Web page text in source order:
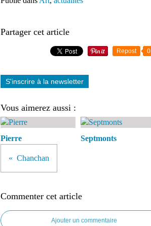
Partager cet article
Repost 0
S'inscrire à la newsletter
Vous aimerez aussi :
Pierre Septmonts
Chanchan
Commenter cet article
Ajouter un commentaire